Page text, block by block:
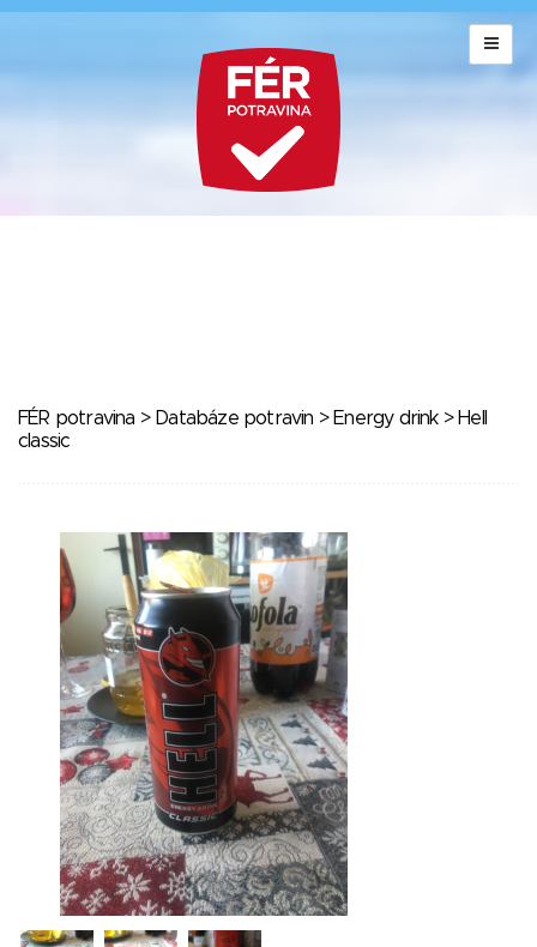
FÉR potravina > Databáze potravin > Energy drink> Hell
classic